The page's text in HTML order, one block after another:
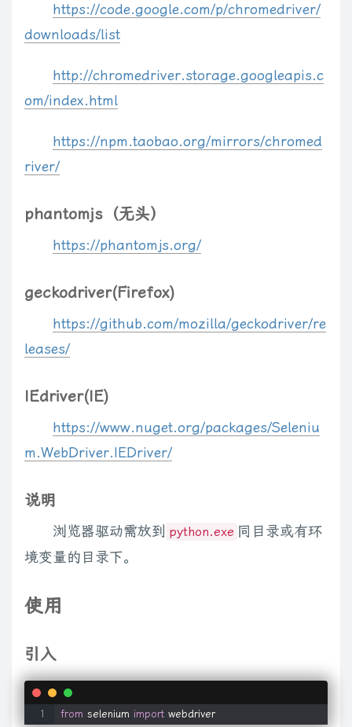
https://code.google.com/p/chromedriver/
downloads/list
http://chromedriver.storage.googleapis.c
om/index.html
https://npm.taobao.org/mirrors/chromed
river/
phantomjs（无头）
https://phantomjs.org/
geckodriver(Firefox)
https://github.com/mozilla/geckodriver/re
leases/
IEdriver(IE)
https://www.nuget.org/packages/Seleniu
m.WebDriver.IEDriver/
说明
浏览器驱动需放到 python.exe 同目录或有环
境变量的目录下。
使用
引入
from selenium import webdriver